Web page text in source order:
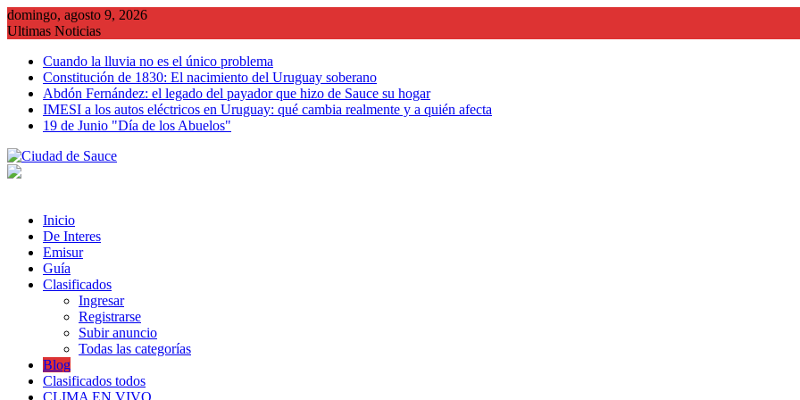
Saltar
al
domingo, agosto 9, 2026
Ultimas Noticias
Cuando la lluvia no es el único problema
Constitución de 1830: El nacimiento del Uruguay soberano
Abdón Fernández: el legado del payador que hizo de Sauce su hogar
IMESI a los autos eléctricos en Uruguay: qué cambia realmente y a quién afecta
19 de Junio "Día de los Abuelos"
Inicio
De Interes
Emisur
Guía
Clasificados
Ingresar
Registrarse
Subir anuncio
Todas las categorías
Blog
Clasificados todos
CLIMA EN VIVO